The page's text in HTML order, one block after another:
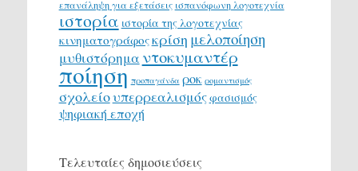
επανάληψη για εξετάσεις ισπανόφωνη λογοτεχνία
ιστορία ιστορία της λογοτεχνίας
κινηματογράφοςκρίση μελοποίηση
μυθιστόρημα ντοκυμαντέρ
ποίηση προπαγάνδα ροκ ρομαντισμός
σχολείουπερρεαλισμόςφασισμός
ψηφιακή εποχή
Τελευταίες δημοσιεύσεις